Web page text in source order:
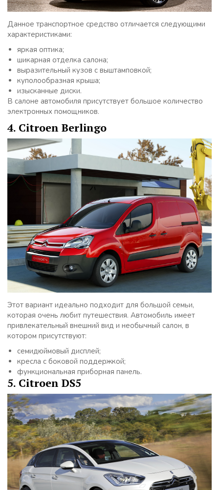
Данное транспортное средство отличается следующими
характеристиками:
яркая оптика;
шикарная отделка салона;
выразительный кузов с выштамповкой;
куполообразная крыша;
изысканные диски.
В салоне автомобиля присутствует большое количество
электронных помощников.
4. Citroen Berlingo
Этот вариант идеально подходит для большой семьи,
которая очень любит путешествия. Автомобиль имеет
привлекательный внешний вид и необычный салон, в
котором присутствуют:
семидюймовый дисплей;
кресла с боковой поддержкой;
функциональная приборная панель.
5. Citroen DS5